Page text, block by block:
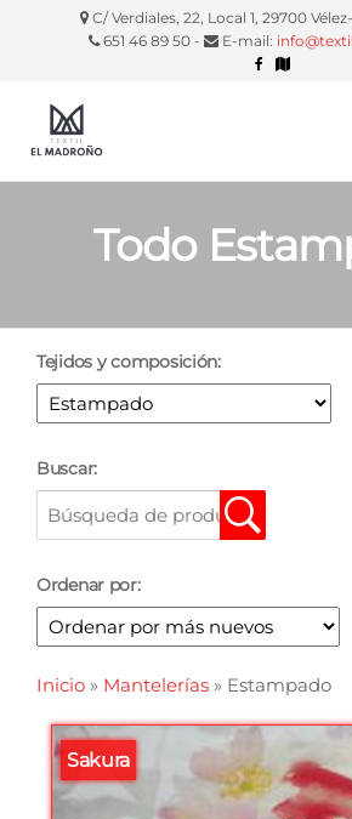
C/ Verdiales, 22, Local 1, 29700
651 46 89 50 -
E-mail:
Madroño
silla, etc.
Todo
Tejidos y composición:
Buscar:
Ordenar por:
Inicio » Mantelerías » Estampado
Sakura